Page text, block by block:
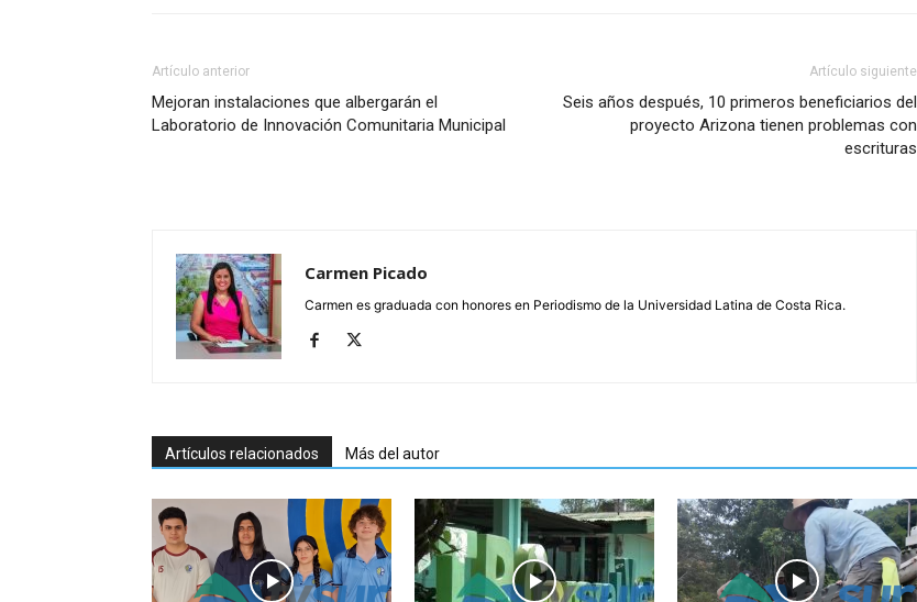
Artículo anterior
Mejoran instalaciones que albergarán el
Laboratorio de Innovación Comunitaria Municipal
Artículo siguiente
Seis años después, 10 primeros beneficiarios del
proyecto Arizona tienen problemas con
escrituras
Carmen Picado
Carmen es graduada con honores en Periodismo de la Universidad Latina de Costa Rica.
Artículos relacionados Más del autor